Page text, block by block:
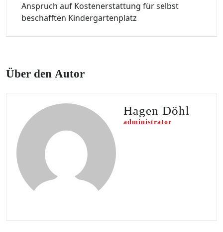
Anspruch auf Kostenerstattung für selbst
beschafften Kindergartenplatz
Über den Autor
Hagen Döhl
administrator